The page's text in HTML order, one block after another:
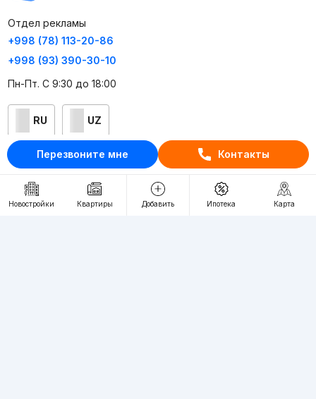
Перезвоните мне Контакты
Новостройки Квартиры Добавить Ипотека Карта
Отдел рекламы
+998 (78) 113-20-86
+998 (93) 390-30-10
Пн-Пт. С 9:30 до 18:00
RU UZ
Контакты
О проекте
Проект компании Webnow ©